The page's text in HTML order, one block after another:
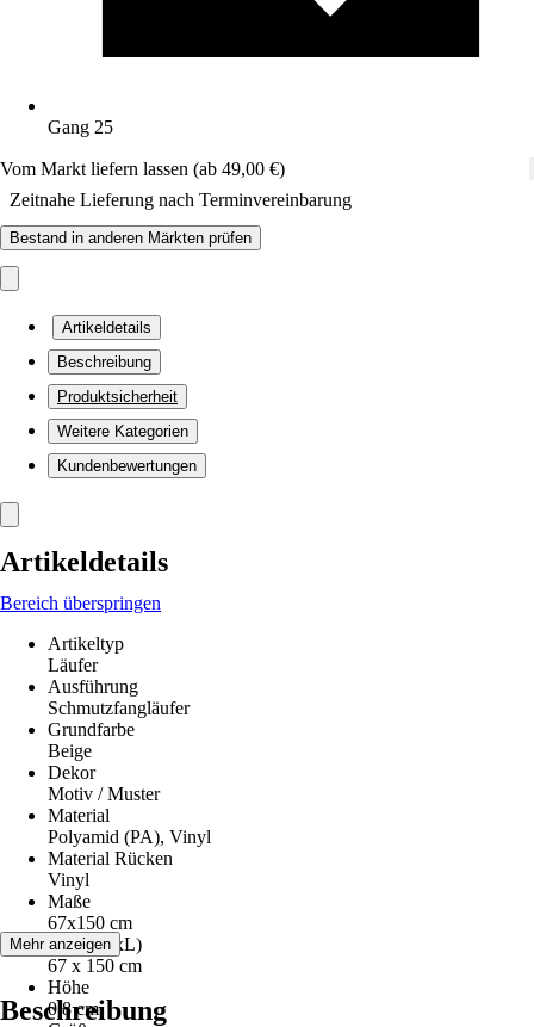
Gang 25
Vom Markt liefern lassen (ab 49,00 €)
Zeitnahe Lieferung nach Terminvereinbarung
Bestand in anderen Märkten prüfen
Artikeldetails
Beschreibung
Produktsicherheit
Weitere Kategorien
Kundenbewertungen
Artikeldetails
Bereich überspringen
Artikeltyp
Läufer
Ausführung
Schmutzfangläufer
Grundfarbe
Beige
Dekor
Motiv / Muster
Material
Polyamid (PA), Vinyl
Material Rücken
Vinyl
Maße
67x150 cm
Maße (BxL)
67 x 150 cm
Höhe
0,8 cm
Mehr anzeigen
Beschreibung